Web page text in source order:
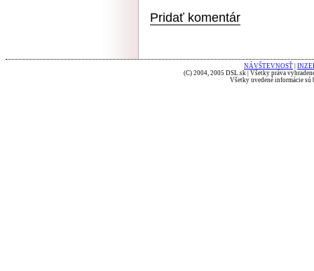
Pridať komentár
NÁVŠTEVNOSŤ
(C) 2004, 2005 DSL.sk | Všetky práva
Všetky uvedené informácie sú